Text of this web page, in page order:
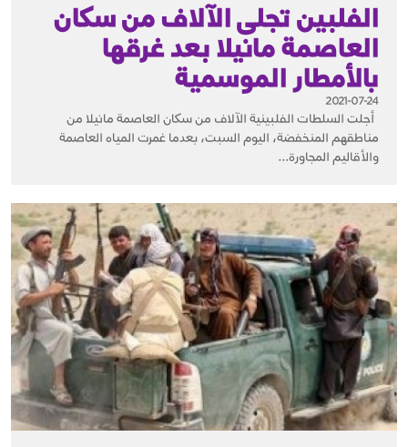
الفلبين تجلى الآلاف من سكان
العاصمة مانيلا بعد غرقها
بالأمطار الموسمية
2021-07-24
أجلت السلطات الفلبينية الآلاف من سكان العاصمة مانيلا من
مناطقهم المنخفضة، اليوم السبت، بعدما غمرت المياه العاصمة
والأقاليم المجاورة...